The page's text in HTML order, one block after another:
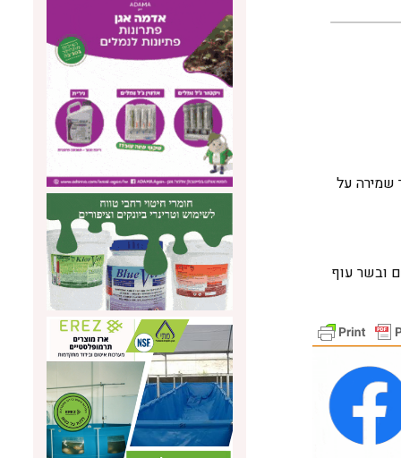
שמירה על
ובשר עוף